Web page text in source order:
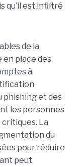
qu’il est infiltré
de la
place des
à
phishing et des
les personnes
La
du
pour réduire
peut